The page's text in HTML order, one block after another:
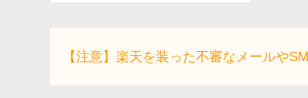
【注意】楽天を装った不審なメールや